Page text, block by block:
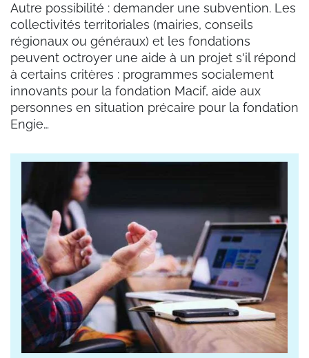
Autre possibilité : demander une subvention. Les
collectivités territoriales (mairies, conseils
régionaux ou généraux) et les fondations
peuvent octroyer une aide à un projet s'il répond
à certains critères : programmes socialement
innovants pour la fondation Macif, aide aux
personnes en situation précaire pour la fondation
Engie…